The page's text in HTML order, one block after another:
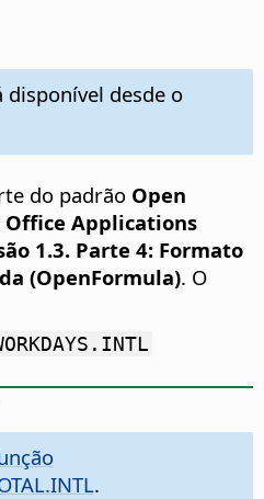
disponível desde o
do padrão Open
Applications
1.3. Parte 4: Formato
(OpenFormula). O
.